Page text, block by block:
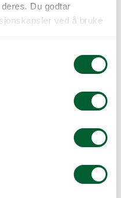
Du godtar
ved å bruke
PAPIR
MINI U/TRYK(600)